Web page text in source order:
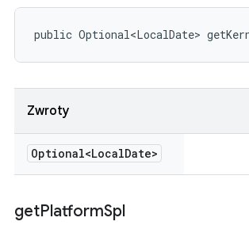
public Optional<LocalDate>
Zwroty
Optional<LocalDate>
getPlatformSpl